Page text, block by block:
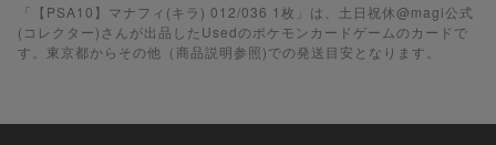
遊戯王
遊戯王ラッシュデュエル
「【PSA10】マナフィ(キラ) 012/036 1枚」は、土日祝休@magi公式
(コレクター)さんが出品したUsedのポケモンカードゲームのカードで
す。東京都からその他（商品説明参照)での発送目安となります。